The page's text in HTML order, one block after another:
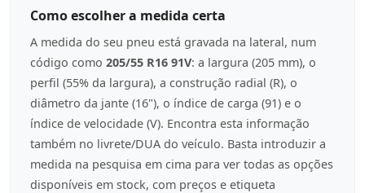
Como escolher a medida certa
A medida do seu pneu está gravada na lateral, num
código como 205/55 R16 91V: a largura (205 mm), o
perfil (55% da largura), a construção radial (R), o
diâmetro da jante (16"), o índice de carga (91) e o
índice de velocidade (V). Encontra esta informação
também no livrete/DUA do veículo. Basta introduzir a
medida na pesquisa em cima para ver todas as opções
disponíveis em stock, com preços e etiqueta